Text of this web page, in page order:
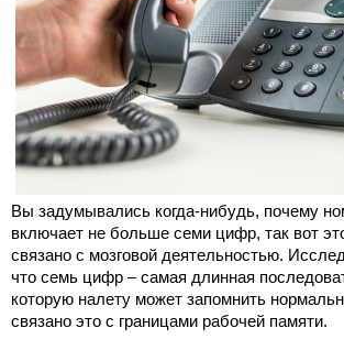
Вы задумывались когда-нибудь, почему
включает не больше семи цифр, так вот
связано с мозговой деятельностью.
что семь цифр – самая длинная
которую налету может запомнить
связано это с границами рабочей памяти.